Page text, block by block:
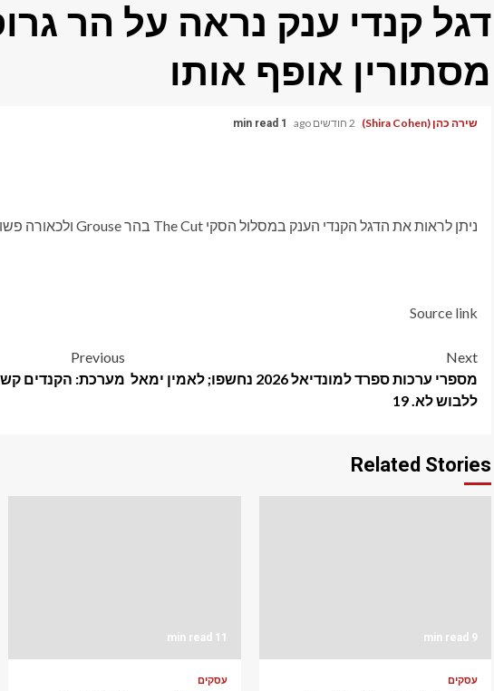
דגל קנדי ​​ענק נראה על הר
מסתורין אופף אותו
שירה כהן (Shira Cohen) 2 חודשים ago 1 min read
ניתן לראות את הדגל הקנדי הענק במסלול הסקי The Cut בהר Grouse ולכאורה פשוט הופיע שם בשלב מסוים ביום שלישי.
Source link
Post
navigation
Previous
מערכת: הקנדים
Next
מספרי ערכות ספרד למונדיאל 2026 נחשפו; לאמין ימאל
ללבוש לא. 19
Related Stories
9 min read
עסקים
11 min read
עסקים